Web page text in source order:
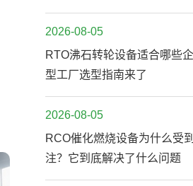
2026-08-05
RTO沸石转轮设备适合哪些
型工厂选型指南来了
2026-08-05
RCO催化燃烧设备为什么受
注？它到底解决了什么问题